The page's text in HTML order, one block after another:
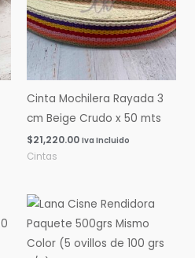
Cinta Mochilera Rayada 3
cm Beige Crudo x 50 mts
$21,220.00 Iva Incluido
Cintas
Rango
de
precios:
desde
$0.00